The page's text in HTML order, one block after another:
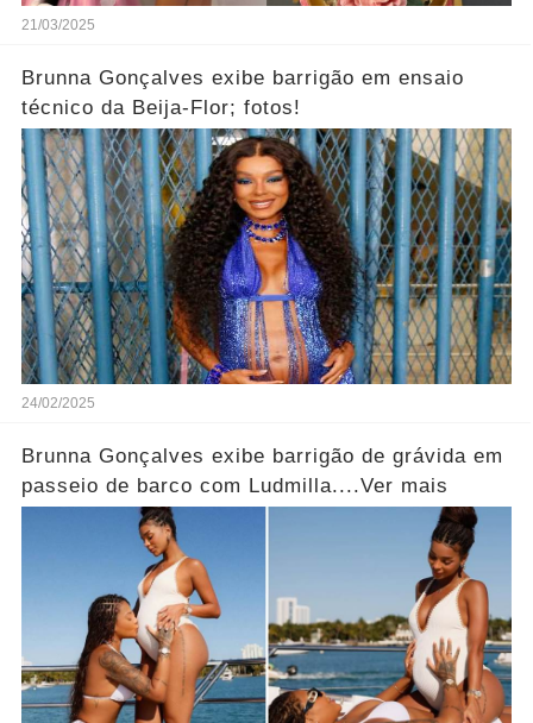
21/03/2025
Brunna Gonçalves exibe barrigão em ensaio
técnico da Beija-Flor; fotos!
24/02/2025
Brunna Gonçalves exibe barrigão de grávida em
passeio de barco com Ludmilla....Ver mais